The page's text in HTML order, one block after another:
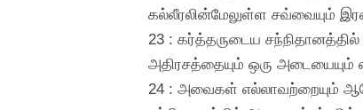
கல்லீரலின்மேலுள்ள சவ்வையும்
23 : கர்த்தருடைய
அதிரசத்தையும் ஒரு அடையையும்
24 : அவைகள் எல்லாவற்றையும்